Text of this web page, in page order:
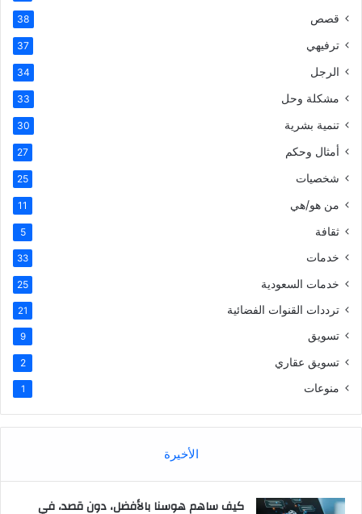
قصص 38
ترفيهي 37
الرجل 34
مشكلة وحل 33
تنمية بشرية 30
أمثال وحكم 27
شخصيات 25
من هو/هي 11
ثقافة 5
خدمات 33
خدمات السعودية 25
ترددات القنوات الفضائية 21
تسويق 9
تسويق عقاري 2
منوعات 1
الأخيرة
كيف ساهم هوسنا بالأفضل، دون قصد، في